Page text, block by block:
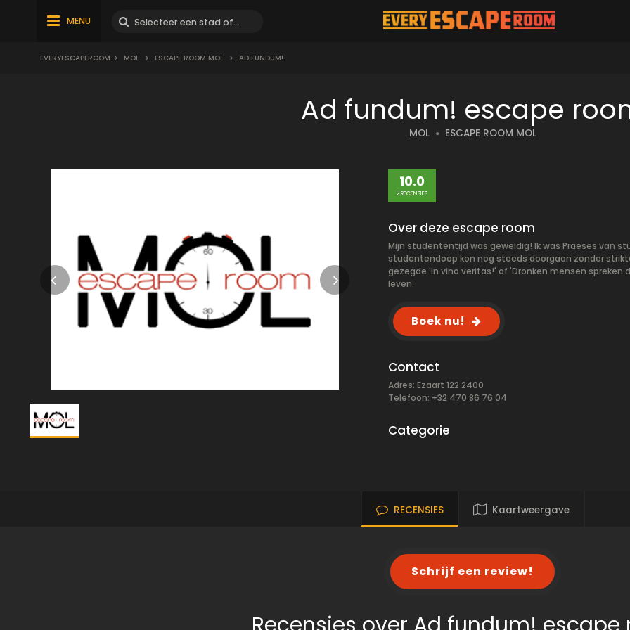
MENU
EVERYESCAPEROOM > MOL > ESCAPE ROOM MOL > AD FUNDUM!
Ad fundum! escape
MOL ESCAPE ROOM MOL
10.0
2 RECENSIES
Over deze escape room
Mijn studententijd was geweldig! Ik was Praeses van
studentendoop kon nog steeds doorgaan zonder
gezegde 'In vino veritas!' of 'Dronken mensen
leven.
Boek nu!
Contact
Adres: Ezaart 122 2400
Telefoon: +32 470 86 76 04
Categorie
RECENSIES Kaartweergave
Schrijf een review!